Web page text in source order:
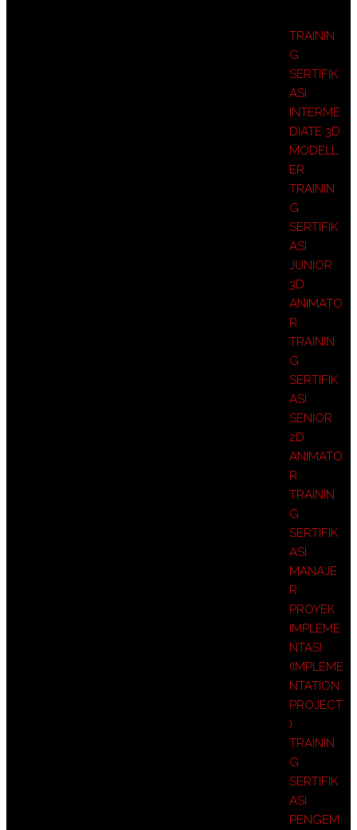
TRAININ
G
SERTIFIK
ASI
INTERME
DIATE 3D
MODELL
ER
TRAININ
G
SERTIFIK
ASI
JUNIOR
3D
ANIMATO
R
TRAININ
G
SERTIFIK
ASI
SENIOR
2D
ANIMATO
R
TRAININ
G
SERTIFIK
ASI
MANAJE
R
PROYEK
IMPLEME
NTASI
(IMPLEME
NTATION
PROJECT
)
TRAININ
G
SERTIFIK
ASI
PENGEM